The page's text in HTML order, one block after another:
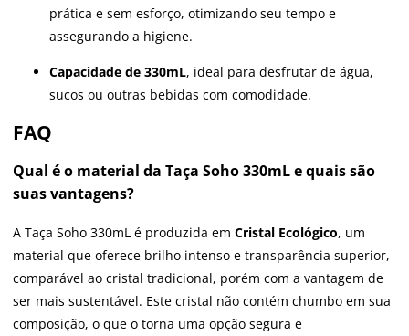
prática e sem esforço, otimizando seu tempo e
assegurando a higiene.
Capacidade de 330mL, ideal para desfrutar de água,
sucos ou outras bebidas com comodidade.
FAQ
Qual é o material da Taça Soho 330mL e quais são
suas vantagens?
A Taça Soho 330mL é produzida em Cristal Ecológico, um
material que oferece brilho intenso e transparência superior,
comparável ao cristal tradicional, porém com a vantagem de
ser mais sustentável. Este cristal não contém chumbo em sua
composição, o que o torna uma opção segura e